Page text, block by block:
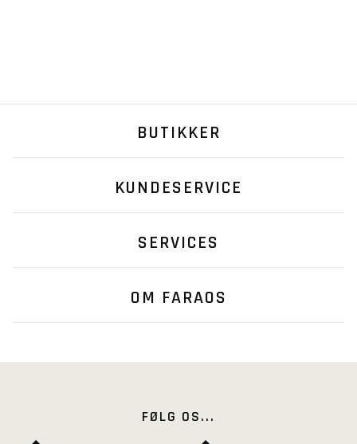
BUTIKKER
KUNDESERVICE
SERVICES
OM FARAOS
FØLG OS...